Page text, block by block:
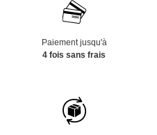
Paiement jusqu'à
4 fois sans frais